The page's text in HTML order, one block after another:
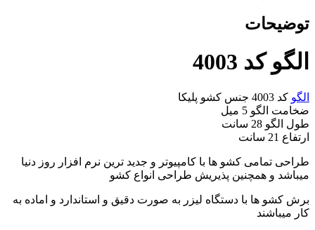
توضیحات
الگو کد 4003
الگو کد 4003 جنس کشو پلیکا
ضخامت الگو 5 میل
طول الگو 28 سانت
ارتفاع 21 سانت
طراحی تمامی کشو ها با کامپیوتر و جدید ترین نرم افزار روز دنیا
میباشد و همچنین پذیریش طراحی انواع کشو
برش کشو ها با دستگاه لیزر به صورت دقیق و استاندارد و اماده به
کار میباشند